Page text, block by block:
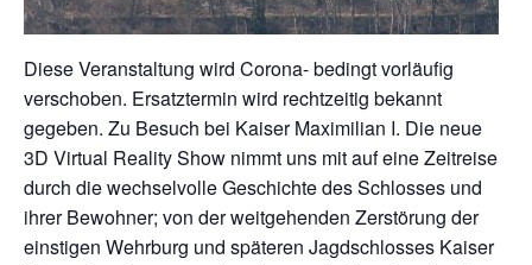
Diese Veranstaltung wird Corona- bedingt vorläufig
verschoben. Ersatztermin wird rechtzeitig bekannt
gegeben. Zu Besuch bei Kaiser Maximilian I. Die neue
3D Virtual Reality Show nimmt uns mit auf eine Zeitreise
durch die wechselvolle Geschichte des Schlosses und
ihrer Bewohner; von der weitgehenden Zerstörung der
einstigen Wehrburg und späteren Jagdschlosses Kaiser